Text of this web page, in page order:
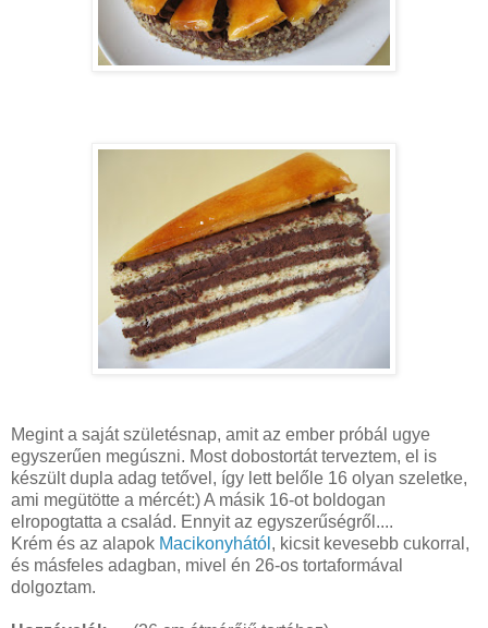
Megint a saját születésnap, amit az ember próbál ugye
egyszerűen megúszni. Most dobostortát terveztem, el is
készült dupla adag tetővel, így lett belőle 16 olyan szeletke,
ami megütötte a mércét:) A másik 16-ot boldogan
elropogtatta a család. Ennyit az egyszerűségről....
Krém és az alapok Macikonyhától , kicsit kevesebb cukorral,
és másfeles adagban, mivel én 26-os tortaformával
dolgoztam.